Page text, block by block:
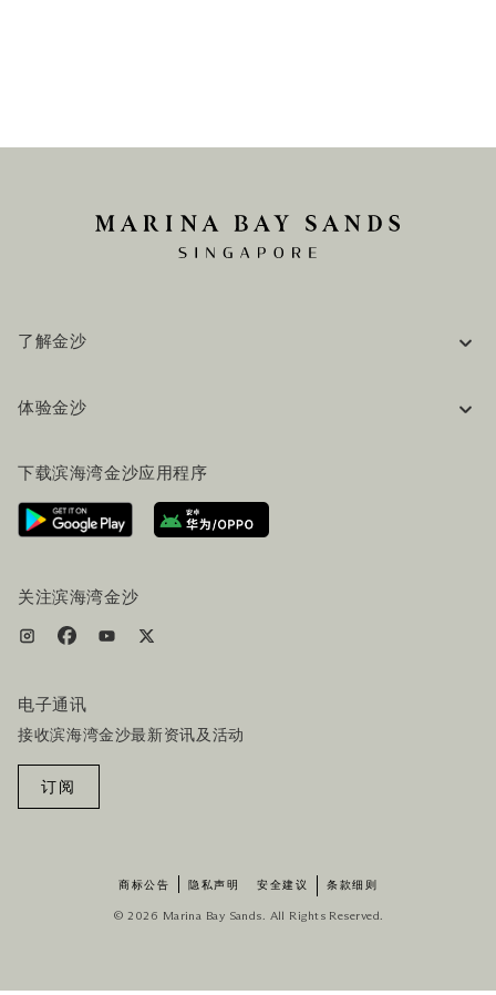
了解金沙
工作机会
联系我们
体验金沙
行程规划
路线指引
服务设施
下载滨海湾金沙应用程序
关注滨海湾金沙
电子通讯
接收滨海湾金沙最新资讯及活动
订阅
商标公告 隐私声明 安全建议 条款细则
© 2026 Marina Bay Sands. All Rights Reserved.